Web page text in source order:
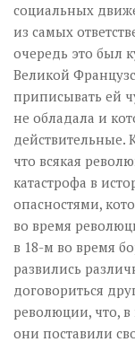
социальных
из самых
очередь это был
Великой
приписывать ей
не обладала и
действительные.
что всякая
катастрофа в
опасностями,
во время
в 18-м во время
развились
договориться
революции, что,
они поставили